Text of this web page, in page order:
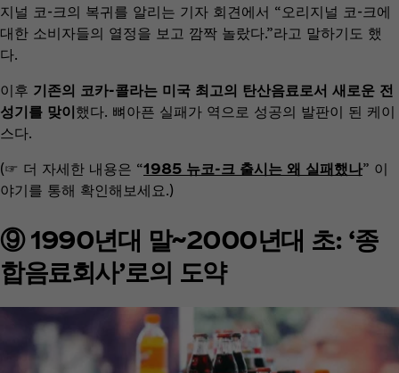
지널 코-크의 복귀를 알리는 기자 회견에서 “오리지널 코-크에
대한 소비자들의 열정을 보고 깜짝 놀랐다.”라고 말하기도 했
다.
이후 기존의 코카-콜라는 미국 최고의 탄산음료로서 새로운 전
성기를 맞이했다. 뼈아픈 실패가 역으로 성공의 발판이 된 케이
스다.
(☞ 더 자세한 내용은 “1985 뉴코-크 출시는 왜 실패했나” 이
야기를 통해 확인해보세요.)
⑨ 1990년대 말~2000년대 초: ‘종
합음료회사’로의 도약